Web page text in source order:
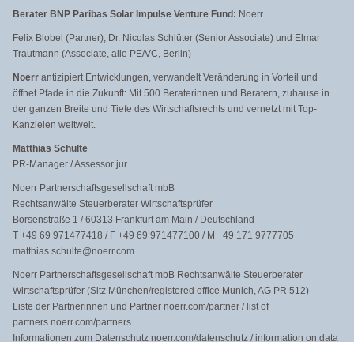
Berater BNP Paribas Solar Impulse Venture Fund: Noerr
Felix Blobel (Partner), Dr. Nicolas Schlüter (Senior Associate) und Elmar
Trautmann (Associate, alle PE/VC, Berlin)
Noerr antizipiert Entwicklungen, verwandelt Veränderung in Vorteil und
öffnet Pfade in die Zukunft: Mit 500 Beraterinnen und Beratern, zuhause in
der ganzen Breite und Tiefe des Wirtschaftsrechts und vernetzt mit Top-
Kanzleien weltweit.
Matthias Schulte
PR-Manager / Assessor jur.
Noerr Partnerschaftsgesellschaft mbB
Rechtsanwälte Steuerberater Wirtschaftsprüfer
Börsenstraße 1 / 60313 Frankfurt am Main / Deutschland
T +49 69 971477418 / F +49 69 971477100 / M +49 171 9777705
matthias.schulte@noerr.com
Noerr Partnerschaftsgesellschaft mbB Rechtsanwälte Steuerberater
Wirtschaftsprüfer (Sitz München/registered office Munich, AG PR 512)
Liste der Partnerinnen und Partner noerr.com/partner / list of
partners noerr.com/partners
Informationen zum Datenschutz noerr.com/datenschutz / information on data